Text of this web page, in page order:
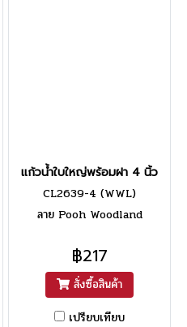
แก้วน้ำใบใหญ่พร้อมฝา 4 นิ้ว
CL2639-4 (WWL)
ลาย Pooh Woodland
฿217
สั่งซื้อสินค้า
เปรียบเทียบ